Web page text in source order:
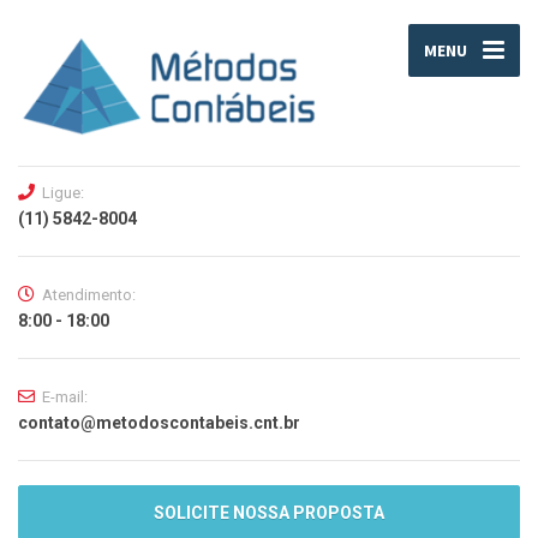
MENU
Ligue:
(11) 5842-8004
Atendimento:
8:00 - 18:00
E-mail:
contato@metodoscontabeis.cnt.br
SOLICITE NOSSA PROPOSTA